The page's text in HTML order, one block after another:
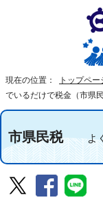
現在の位置： トップペー
でいるだけで税金（市県
市県民税よく